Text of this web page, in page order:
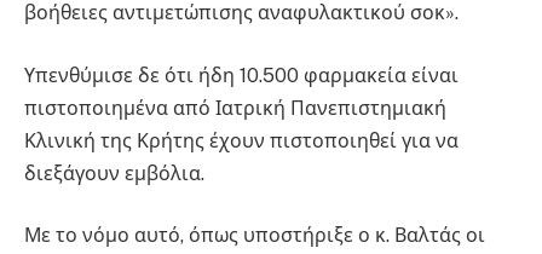
βοήθειες αντιμετώπισης αναφυλακτικού σοκ».
Υπενθύμισε δε ότι ήδη 10.500 φαρμακεία είναι
πιστοποιημένα από Ιατρική Πανεπιστημιακή
Κλινική της Κρήτης έχουν πιστοποιηθεί για να
διεξάγουν εμβόλια.
Με το νόμο αυτό, όπως υποστήριξε ο κ. Βαλτάς οι